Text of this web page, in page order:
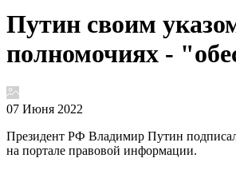
Путин своим
полномочиях -
07 Июня 2022
Президент РФ Владимир Путин подписал
на портале правовой информации.